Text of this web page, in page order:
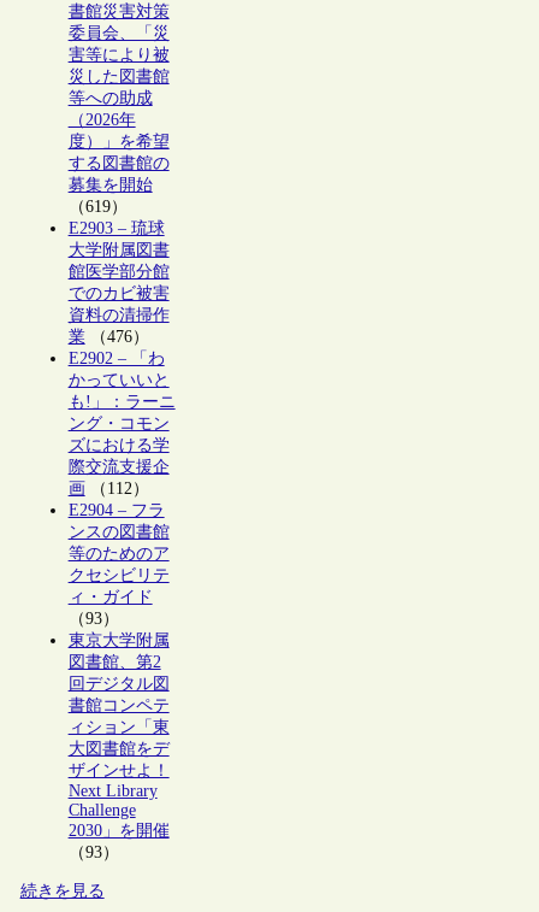
書館災害対策
委員会、「災
害等により被
災した図書館
等への助成
（2026年
度）」を希望
する図書館の
募集を開始
（619）
E2903 – 琉球
大学附属図書
館医学部分館
でのカビ被害
資料の清掃作
業（476）
E2902 – 「わ
かっていいと
も!」：ラーニ
ング・コモン
ズにおける学
際交流支援企
画（112）
E2904 – フラ
ンスの図書館
等のためのア
クセシビリテ
ィ・ガイド
（93）
東京大学附属
図書館、第2
回デジタル図
書館コンペテ
ィション「東
大図書館をデ
ザインせよ！
Next Library
Challenge
2030」を開催
（93）
続きを見る